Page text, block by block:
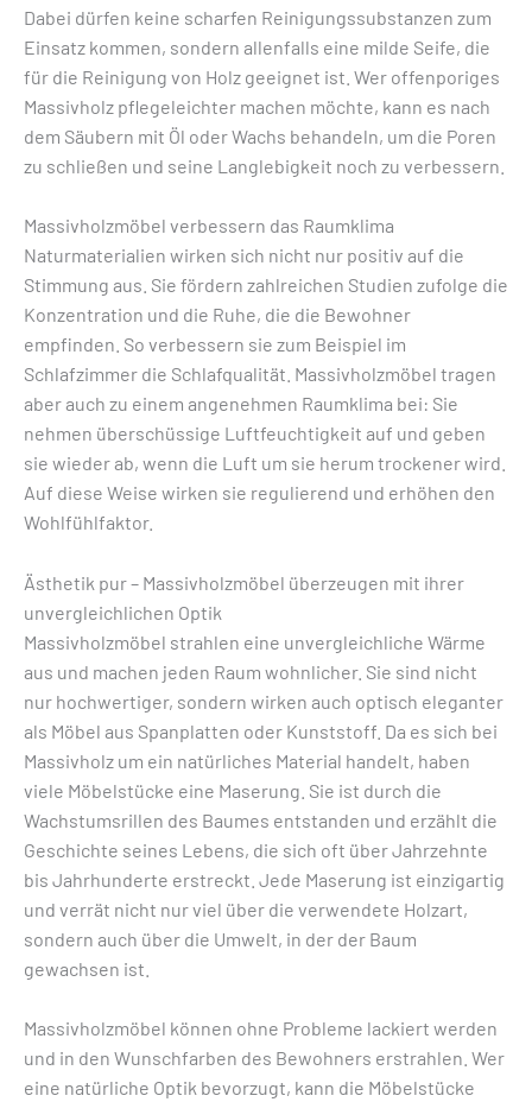
Dabei dürfen keine scharfen Reinigungssubstanzen zum
Einsatz kommen, sondern allenfalls eine milde Seife, die
für die Reinigung von Holz geeignet ist. Wer offenporiges
Massivholz pflegeleichter machen möchte, kann es nach
dem Säubern mit Öl oder Wachs behandeln, um die Poren
zu schließen und seine Langlebigkeit noch zu verbessern.
Massivholzmöbel verbessern das Raumklima
Naturmaterialien wirken sich nicht nur positiv auf die
Stimmung aus. Sie fördern zahlreichen Studien zufolge die
Konzentration und die Ruhe, die die Bewohner
empfinden. So verbessern sie zum Beispiel im
Schlafzimmer die Schlafqualität. Massivholzmöbel tragen
aber auch zu einem angenehmen Raumklima bei: Sie
nehmen überschüssige Luftfeuchtigkeit auf und geben
sie wieder ab, wenn die Luft um sie herum trockener wird.
Auf diese Weise wirken sie regulierend und erhöhen den
Wohlfühlfaktor.
Ästhetik pur – Massivholzmöbel überzeugen mit ihrer
unvergleichlichen Optik
Massivholzmöbel strahlen eine unvergleichliche Wärme
aus und machen jeden Raum wohnlicher. Sie sind nicht
nur hochwertiger, sondern wirken auch optisch eleganter
als Möbel aus Spanplatten oder Kunststoff. Da es sich bei
Massivholz um ein natürliches Material handelt, haben
viele Möbelstücke eine Maserung. Sie ist durch die
Wachstumsrillen des Baumes entstanden und erzählt die
Geschichte seines Lebens, die sich oft über Jahrzehnte
bis Jahrhunderte erstreckt. Jede Maserung ist einzigartig
und verrät nicht nur viel über die verwendete Holzart,
sondern auch über die Umwelt, in der der Baum
gewachsen ist.
Massivholzmöbel können ohne Probleme lackiert werden
und in den Wunschfarben des Bewohners erstrahlen. Wer
eine natürliche Optik bevorzugt, kann die Möbelstücke